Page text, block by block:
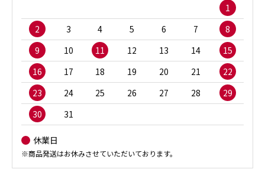
1
2
3 4 5 6 7
8
9
10 11 12 13 14
15
16
17 18 19 20 21
22
23
24 25 26 27 28
29
30
31
休業日
※商品発送はお休みさせていただいております。